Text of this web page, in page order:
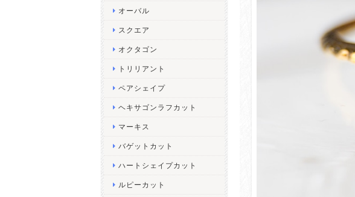
オーバル
スクエア
オクタゴン
トリリアント
ペアシェイプ
ヘキサゴンラフカット
マーキス
バゲットカット
ハートシェイプカット
ルピーカット